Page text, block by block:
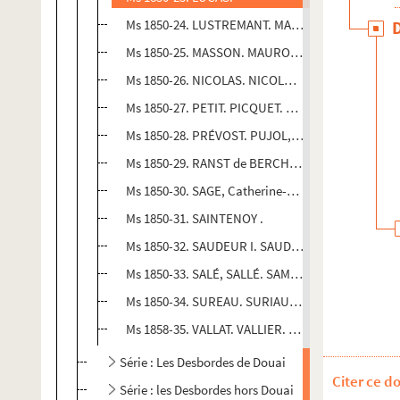
Ms 1850-24. LUSTREMANT. MABILLE. MACHU.
Ms 1850-25. MASSON. MAUROY. MAZENGHIEN.
Ms 1850-26. NICOLAS. NICOLON. NICQUET.
Ms 1850-27. PETIT. PICQUET. PIEDANA.
Ms 1850-28. PRÉVOST. PUJOL, Abel de. PY.
Ms 1850-29. RANST de BERCHEM. RAPARLIER.
Ms 1850-30. SAGE, Catherine-Thérèse. SAINGIER.
Ms 1850-31. SAINTENOY .
Ms 1850-32. SAUDEUR I. SAUDEUR II. SAUDEUR
Ms 1850-33. SALÉ, SALLÉ. SAMAIN. SARAZIN.
Ms 1850-34. SUREAU. SURIAUX. SURREAUX.
Ms 1858-35. VALLAT. VALLIER. VALIER.
Série : Les Desbordes de Douai
Série : les Desbordes hors Douai
Citer ce